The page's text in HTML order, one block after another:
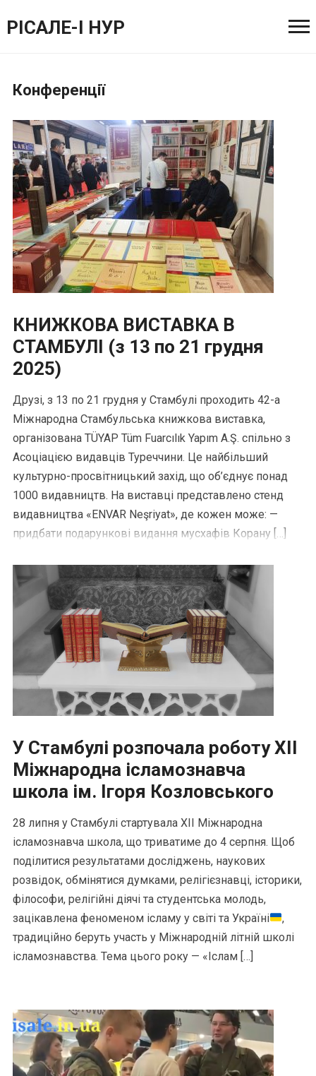
РІСАЛЕ-І НУР
Конференції
КНИЖКОВА ВИСТАВКА В
СТАМБУЛІ (з 13 по 21 грудня
2025)
Друзі, з 13 по 21 грудня у Стамбулі проходить 42-а
Міжнародна Стамбульська книжкова виставка,
організована TÜYAP Tüm Fuarcılık Yapım A.Ş. спільно з
Асоціацією видавців Туреччини. Це найбільший
культурно-просвітницький захід, що об’єднує понад
1000 видавництв. На виставці представлено стенд
видавництва «ENVAR Neşriyat», де кожен може: —
придбати подарункові видання мусхафів Корану […]
У Стамбулі розпочала роботу XII
Міжнародна ісламознавча
школа ім. Ігоря Козловського
28 липня у Стамбулі стартувала XII Міжнародна
ісламознавча школа, що триватиме до 4 серпня. Щоб
поділитися результатами досліджень, наукових
розвідок, обмінятися думками, релігієзнавці, історики,
філософи, релігійні діячі та студентська молодь,
зацікавлена феноменом ісламу у світі та Україні
,
традиційно беруть участь у Міжнародній літній школі
ісламознавства. Тема цього року — «Іслам […]